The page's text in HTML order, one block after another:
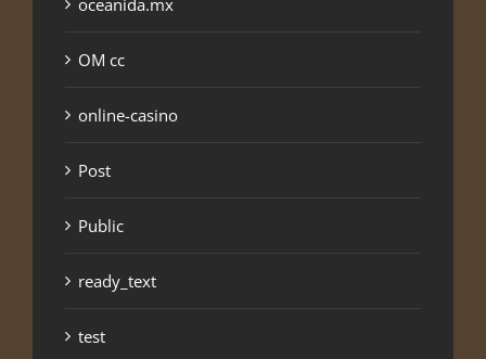
oceanida.mx
OM cc
online-casino
Post
Public
ready_text
test